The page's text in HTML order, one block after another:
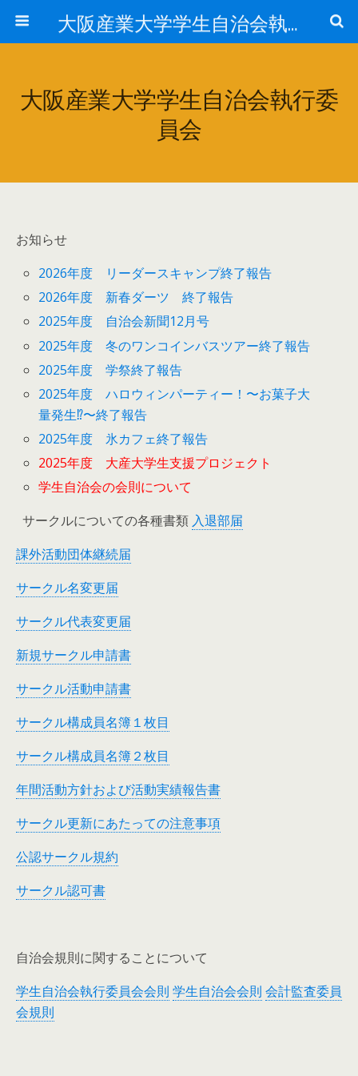
大阪産業大学学生自治会執行委員会
大阪産業大学学生自治会執行委
員会
お知らせ
2026年度 リーダースキャンプ終了報告
2026年度 新春ダーツ 終了報告
2025年度 自治会新聞12月号
2025年度 冬のワンコインバスツアー終了報告
2025年度 学祭終了報告
2025年度 ハロウィンパーティー！〜お菓子大
量発生⁉︎〜終了報告
2025年度 氷カフェ終了報告
2025年度 大産大学生支援プロジェクト
学生自治会の会則について
サークルについての各種書類 入退部届
課外活動団体継続届
サークル名変更届
サークル代表変更届
新規サークル申請書
サークル活動申請書
サークル構成員名簿１枚目
サークル構成員名簿２枚目
年間活動方針および活動実績報告書
サークル更新にあたっての注意事項
公認サークル規約
サークル認可書
自治会規則に関することについて
学生自治会執行委員会会則 学生自治会会則 会計監査委員
会規則